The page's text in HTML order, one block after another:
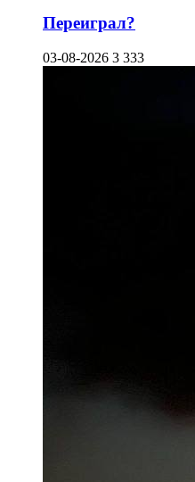
Переиграл?
03-08-2026 3 333